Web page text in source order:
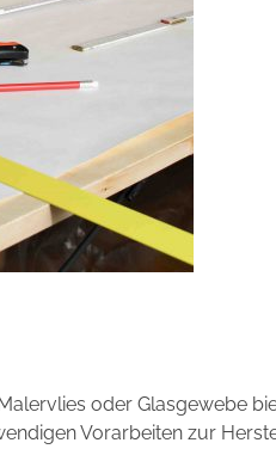
oder Glasgewebe
Vorarbeiten zur